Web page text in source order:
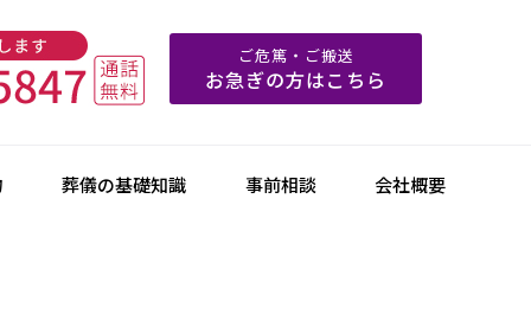
ご危篤・ご搬送
お急ぎの方はこちら
葬儀の基礎知識 事前相談 会社概要